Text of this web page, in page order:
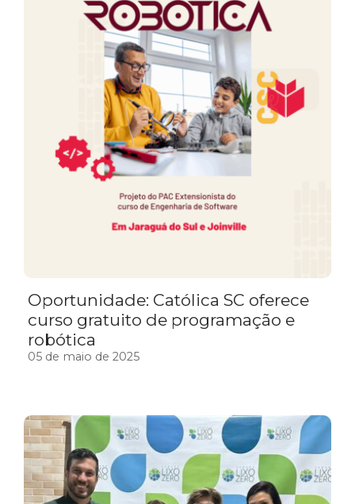
Oportunidade: Católica SC oferece
curso gratuito de programação e
robótica
05 de maio de 2025